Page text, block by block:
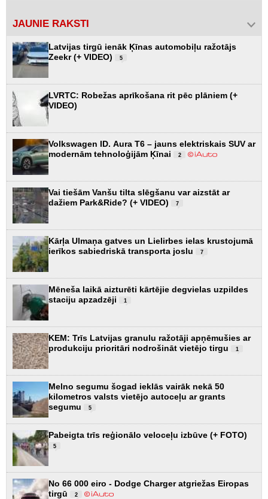
JAUNIE RAKSTI
Latvijas tirgū ienāk Ķīnas automobiļu ražotājs
Zeekr (+ VIDEO)
5
LVRTC: Robežas aprīkošana rit pēc plāniem (+
VIDEO)
Volkswagen ID. Aura T6 – jauns elektriskais SUV ar
modernām tehnoloģijām Ķīnai
2
Vai tiešām Vanšu tilta slēgšanu var aizstāt ar
dažiem Park&Ride? (+ VIDEO)
7
Kārļa Ulmaņa gatves un Lielirbes ielas krustojumā
ierīkos sabiedriskā transporta joslu
7
Mēneša laikā aizturēti kārtējie degvielas uzpildes
staciju apzadzēji
1
KEM: Trīs Latvijas granulu ražotāji apņēmušies ar
produkciju prioritāri nodrošināt vietējo tirgu
1
Melno segumu šogad ieklās vairāk nekā 50
kilometros valsts vietējo autoceļu ar grants
segumu
5
Pabeigta trīs reģionālo veloceļu izbūve (+ FOTO)
5
No 66 000 eiro - Dodge Charger atgriežas Eiropas
tirgū
2